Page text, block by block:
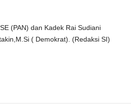
(PAN) dan Kadek Rai Sudiani
( Demokrat). (Redaksi SI)